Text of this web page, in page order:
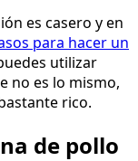
es casero y en
para hacer un
utilizar
no es lo mismo,
rico.
de pollo